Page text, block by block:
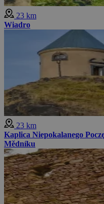
23 km
Wiadro
23 km
Kaplica Niepokalanego
Mědníku